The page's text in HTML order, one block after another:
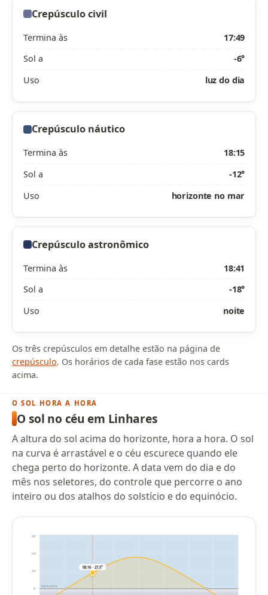
Crepúsculo civil
Termina às
17:49
Sol a
-6°
Uso
luz do dia
Crepúsculo náutico
Termina às
18:15
Sol a
-12°
Uso
horizonte no mar
Crepúsculo astronômico
Termina às
18:41
Sol a
-18°
Uso
noite
Os três crepúsculos em detalhe estão na página de
crepúsculo. Os horários de cada fase estão nos cards
acima.
O SOL HORA A HORA
O sol no céu em Linhares
A altura do sol acima do horizonte, hora a hora. O sol
na curva é arrastável e o céu escurece quando ele
chega perto do horizonte. A data vem do dia e do
mês nos seletores, do controle que percorre o ano
inteiro ou dos atalhos do solstício e do equinócio.
0°
30°
60°
90°
horizonte
08:16 · 27,5°